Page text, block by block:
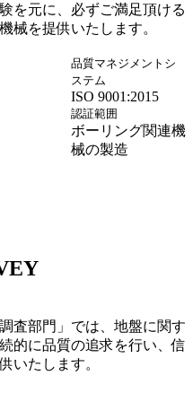
を元に、必ずご満足頂ける
械を提供いたします。
品質マネジメントシ
ステム
ISO 9001:2015
認証範囲
ボーリング関連機
械の製造
査部門」では、地盤に関す
的に品質の追求を行い、信
いたします。